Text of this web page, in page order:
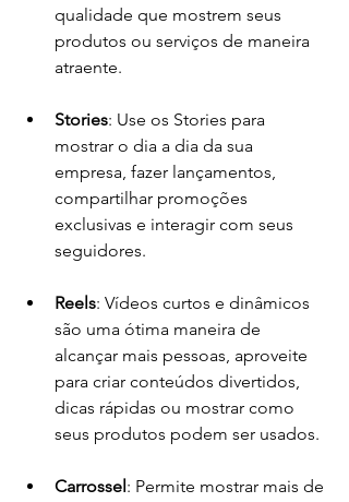
qualidade que mostrem seus
produtos ou serviços de maneira
atraente.
Stories: Use os Stories para
mostrar o dia a dia da sua
empresa, fazer lançamentos,
compartilhar promoções
exclusivas e interagir com seus
seguidores.
Reels: Vídeos curtos e dinâmicos
são uma ótima maneira de
alcançar mais pessoas, aproveite
para criar conteúdos divertidos,
dicas rápidas ou mostrar como
seus produtos podem ser usados.
Carrossel: Permite mostrar mais de